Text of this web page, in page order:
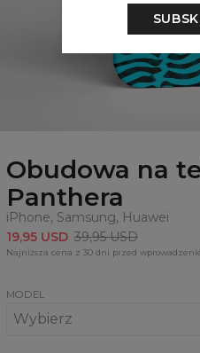
Obudowa na
Panthera
iPhone, Samsung, Huawei
19,95 USD 39,95 USD
Najniższa cena z 30 dni przed
MODEL